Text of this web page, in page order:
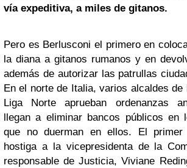
vía expeditiva, a miles de gitanos.
Pero es Berlusconi el primero en
la diana a gitanos rumanos y en
además de autorizar las patrullas
En el norte de Italia, varios alcaldes de
Liga Norte aprueban ordenanzas
llegan a eliminar bancos públicos en
que no duerman en ellos. El primer
hostiga a la vicepresidenta de la
responsable de Justicia, Viviane